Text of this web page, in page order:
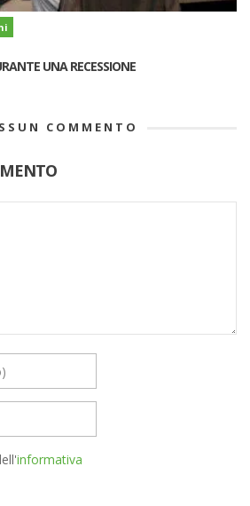
UNA RECESSIONE
COMMENTO
informativa